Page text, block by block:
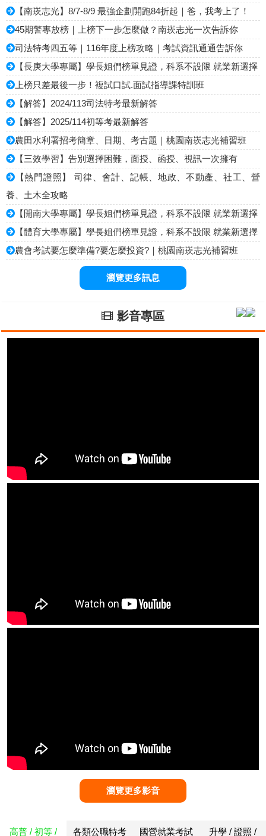
【南崁志光】8/7-8/9 最強企劃開跑84折起｜爸，我考上了！
45期警專放榜｜上榜下一步怎麼做？南崁志光一次告訴你
司法特考四五等｜116年度上榜攻略｜考試資訊通通告訴你
【長庚大學專屬】學長姐們榜單見證，科系不設限 就業新選擇
上榜只差最後一步！複試口試.面試指導課特訓班
【解答】2024/113司法特考最新解答
【解答】2025/114初等考最新解答
農田水利署招考簡章、日期、考古題｜桃園南崁志光補習班
【三效學習】告別選擇困難，面授、函授、視訊一次擁有
【熱門證照】 司律、會計、記帳、地政、不動產、社工、營
養、土木全攻略
【開南大學專屬】學長姐們榜單見證，科系不設限 就業新選擇
【體育大學專屬】學長姐們榜單見證，科系不設限 就業新選擇
農會考試要怎麼準備?要怎麼投資?｜桃園南崁志光補習班
瀏覽更多訊息
影音專區
瀏覽更多影音
高普 / 初等 /
各類公職特考
國營就業考試
升學 / 證照 /